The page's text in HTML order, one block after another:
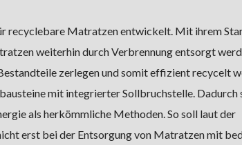
recyclebare Matratzen entwickelt. Mit ihrem
weiterhin durch Verbrennung entsorgt
zerlegen und somit effizient recycelt
mit integrierter Sollbruchstelle. Dadurch
als herkömmliche Methoden. So soll laut der
erst bei der Entsorgung von Matratzen mit